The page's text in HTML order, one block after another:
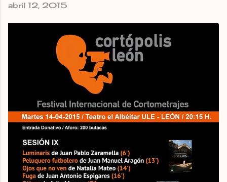
abril 12, 2015